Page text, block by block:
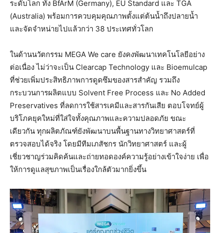
ระดับโลก ทั้ง BfArM (Germany), EU Standard และ TGA
(Australia) พร้อมการควบคุมคุณภาพตั้งแต่ต้นน้ำถึงปลายน้ำ
และจัดจำหน่ายไปแล้วกว่า 38 ประเทศทั่วโลก
ในด้านนวัตกรรม MEGA We care ยังคงพัฒนาเทคโนโลยีอย่าง
ต่อเนื่อง ไม่ว่าจะเป็น Clearcap Technology และ Bioemulcap
ที่ช่วยเพิ่มประสิทธิภาพการดูดซึมของสารสำคัญ รวมถึง
กระบวนการผลิตแบบ Solvent Free Process และ No Added
Preservatives ที่ลดการใช้สารเคมีและสารกันเสีย ตอบโจทย์ผู้
บริโภคยุคใหม่ที่ใส่ใจทั้งคุณภาพและความปลอดภัย ขณะ
เดียวกัน ทุกผลิตภัณฑ์ยังพัฒนาบนพื้นฐานทางวิทยาศาสตร์ที่
ตรวจสอบได้จริง โดยมีทีมเภสัชกร นักวิทยาศาสตร์ และผู้
เชี่ยวชาญร่วมคิดค้นและถ่ายทอดองค์ความรู้อย่างเข้าใจง่าย เพื่อ
ให้การดูแลสุขภาพเป็นเรื่องใกล้ตัวมากยิ่งขึ้น